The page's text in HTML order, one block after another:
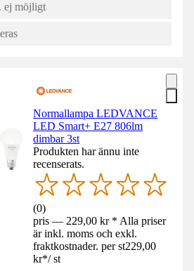
ej möjligt
Normallampa LEDVANCE
LED Smart+ E27 806lm
dimbar 3st
Produkten har ännu inte
recenserats.
(0)
pris — 229,00 kr * Alla priser
är inkl. moms och exkl.
fraktkostnader. per st229,00
kr*/ st